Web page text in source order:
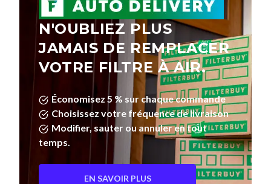
N'OUBLIEZ PLUS
JAMAIS DE REMPLACER
VOTRE FILTRE À AIR.
Économisez 5 % sur chaque commande
Choisissez votre fréquence de livraison
Modifier, sauter ou annuler en tout
temps.
EN SAVOIR PLUS